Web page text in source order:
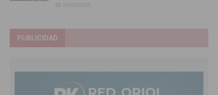
09/06/2026
PUBLICIDAD